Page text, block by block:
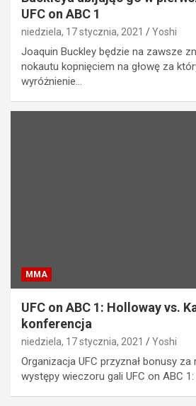
UFC on ABC 1
niedziela, 17 stycznia, 2021 Yoshi
Joaquin Buckley będzie na zawsze
nokautu kopnięciem na głowę za
wyróżnienie…
MMA
UFC on ABC 1: Holloway vs.
konferencja
niedziela, 17 stycznia, 2021 Yoshi
Organizacja UFC przyznał bonusy za
występy wieczoru gali UFC on ABC